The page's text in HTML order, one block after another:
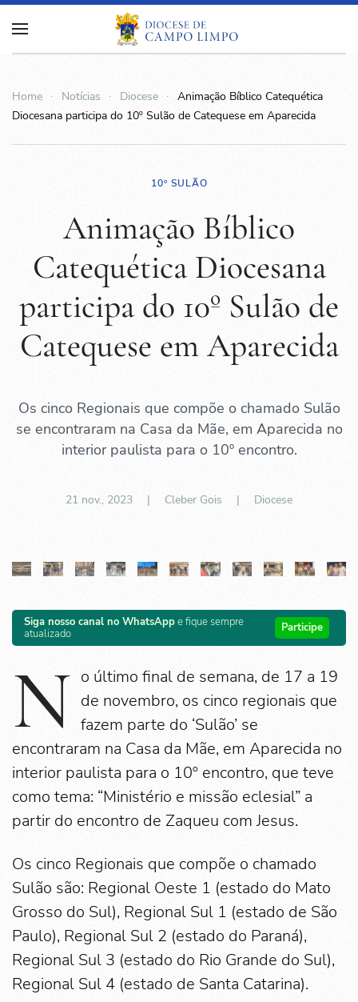
Home Notícias Diocese
Animação Bíblico Catequética
Diocesana participa do 10º Sulão de Catequese em Aparecida
10º SULÃO
Animação Bíblico
Catequética Diocesana
participa do 10º Sulão de
Catequese em Aparecida
Os cinco Regionais que compõe o chamado Sulão
se encontraram na Casa da Mãe, em Aparecida no
interior paulista para o 10º encontro.
21 nov., 2023 | Cleber Gois | Diocese
Siga nosso canal no WhatsAppe fique sempre
atualizado
Participe
N o último final de semana, de 17 a 19
de novembro, os cinco regionais que
fazem parte do ‘Sulão’ se
encontraram na Casa da Mãe, em Aparecida no
interior paulista para o 10º encontro, que teve
como tema: “Ministério e missão eclesial” a
partir do encontro de Zaqueu com Jesus.
Os cinco Regionais que compõe o chamado
Sulão são: Regional Oeste 1 (estado do Mato
Grosso do Sul), Regional Sul 1 (estado de São
Paulo), Regional Sul 2 (estado do Paraná),
Regional Sul 3 (estado do Rio Grande do Sul),
Regional Sul 4 (estado de Santa Catarina).